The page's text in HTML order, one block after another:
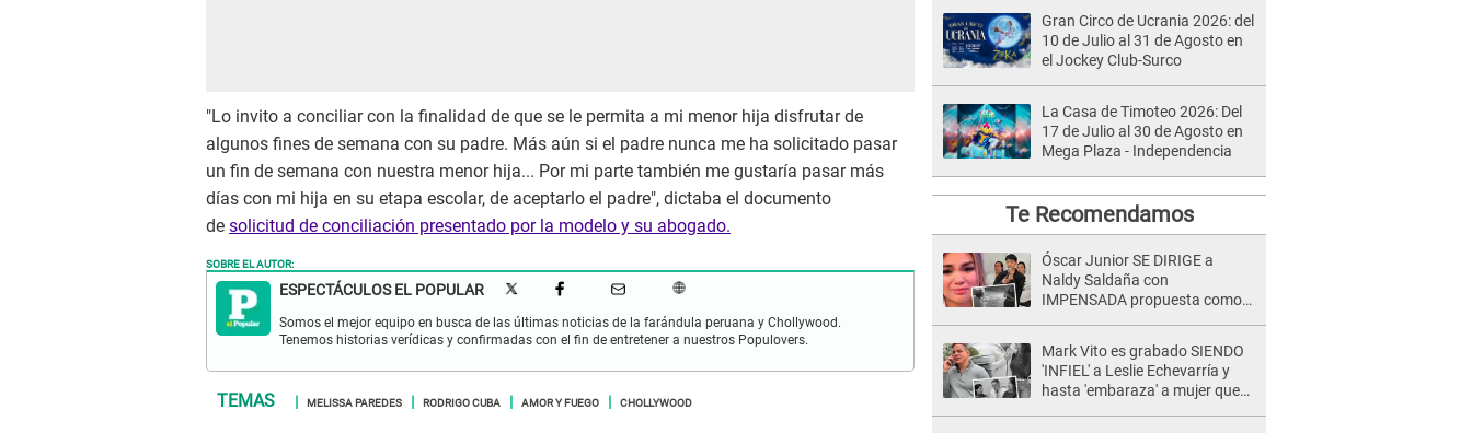
"Lo invito a conciliar con la finalidad de que se le permita a mi menor hija disfrutar de
algunos fines de semana con su padre. Más aún si el padre nunca me ha solicitado pasar
un fin de semana con nuestra menor hija... Por mi parte también me gustaría pasar más
días con mi hija en su etapa escolar, de aceptarlo el padre", dictaba el documento
de solicitud de conciliación presentado por la modelo y su abogado.
SOBRE EL AUTOR:
ESPECTÁCULOS EL POPULAR
Somos el mejor equipo en busca de las últimas noticias de la farándula peruana y Chollywood.
Tenemos historias verídicas y confirmadas con el fin de entretener a nuestros Populovers.
MELISSA PAREDES RODRIGO CUBA AMOR Y FUEGO CHOLLYWOOD
Gran Circo de Ucrania 2026: del
10 de Julio al 31 de Agosto en
el Jockey Club-Surco
La Casa de Timoteo 2026: Del
17 de Julio al 30 de Agosto en
Mega Plaza - Independencia
Te Recomendamos
Óscar Junior SE DIRIGE a
Naldy Saldaña con
IMPENSADA propuesta como
Mark Vito es grabado SIENDO
'INFIEL' a Leslie Echevarría y
hasta 'embaraza' a mujer que